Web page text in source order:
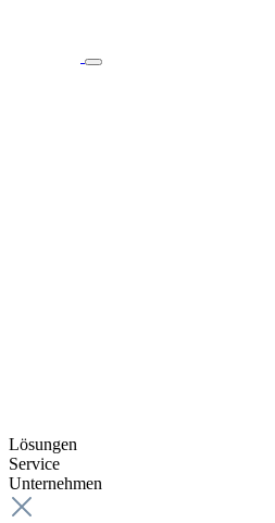
Lösungen
Service
Unternehmen